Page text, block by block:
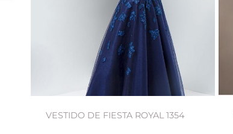
VESTIDO DE FIESTA ROYAL 1354